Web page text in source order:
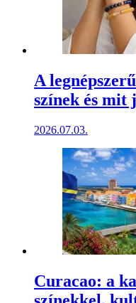
A
színek és mit
2026.07.03.
Curacao: a